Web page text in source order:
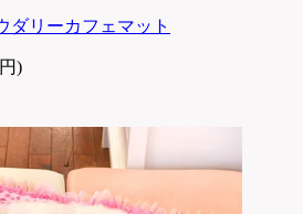
ダリーカフェマット
)